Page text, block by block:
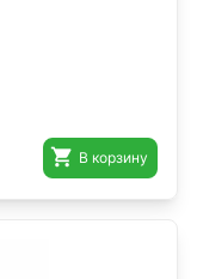
 В корзину